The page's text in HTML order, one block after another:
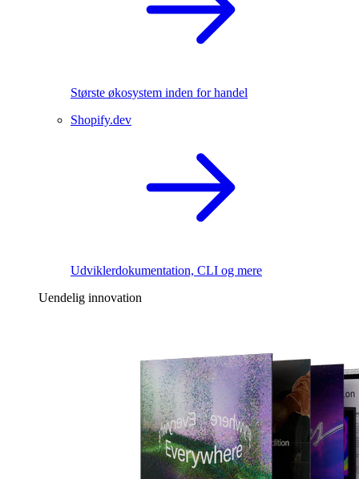
Største økosystem inden for handel
Shopify.dev
Udviklerdokumentation, CLI og mere
Uendelig innovation